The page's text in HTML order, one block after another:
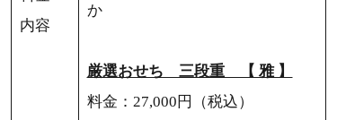
内容
か
厳選おせち 三段重 【 雅 】
料金：27,000円（税込）